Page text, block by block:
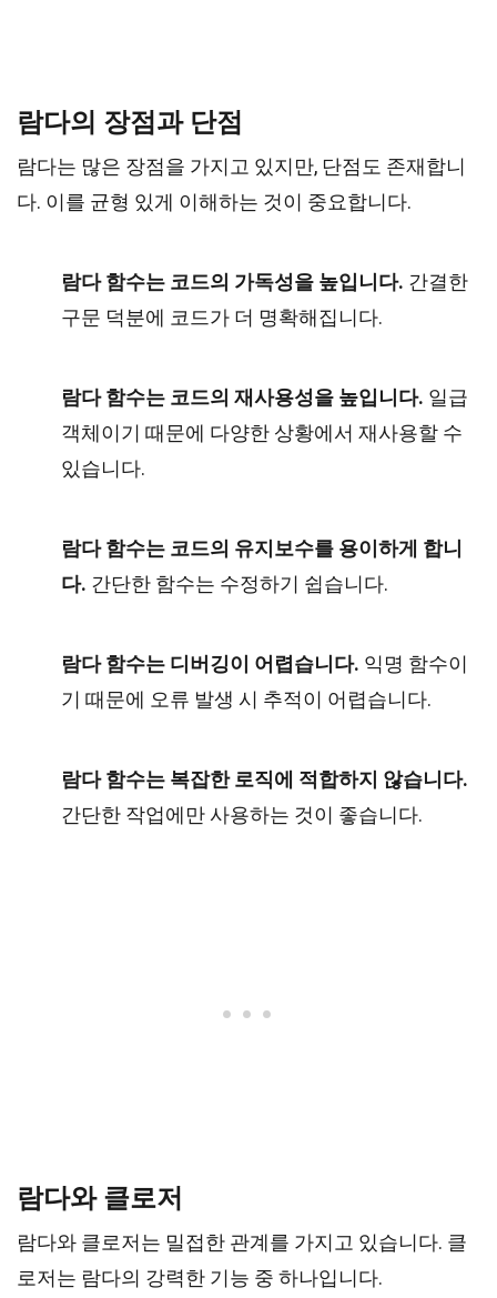
람다의 장점과 단점
람다는 많은 장점을 가지고 있지만, 단점도 존재합니
다. 이를 균형 있게 이해하는 것이 중요합니다.
람다 함수는 코드의 가독성을 높입니다. 간결한
구문 덕분에 코드가 더 명확해집니다.
람다 함수는 코드의 재사용성을 높입니다. 일급
객체이기 때문에 다양한 상황에서 재사용할 수
있습니다.
람다 함수는 코드의 유지보수를 용이하게 합니
다. 간단한 함수는 수정하기 쉽습니다.
람다 함수는 디버깅이 어렵습니다. 익명 함수이
기 때문에 오류 발생 시 추적이 어렵습니다.
람다 함수는 복잡한 로직에 적합하지 않습니다.
간단한 작업에만 사용하는 것이 좋습니다.
람다와 클로저
람다와 클로저는 밀접한 관계를 가지고 있습니다. 클
로저는 람다의 강력한 기능 중 하나입니다.